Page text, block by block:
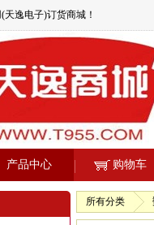
逸电子)订货商城！
产品中心 购物车
所有分类